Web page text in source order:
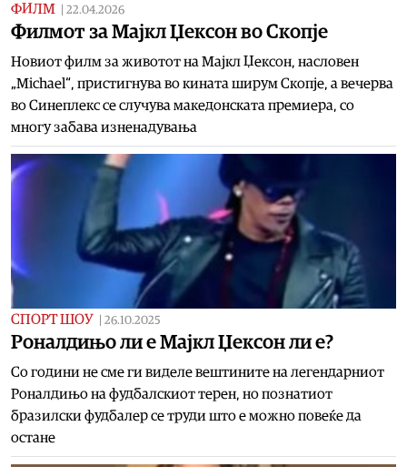
ФИЛМ 22.04.2026
Филмот за Мајкл Џексон во Скопје
Новиот филм за животот на Мајкл Џексон, насловен
„Michael“, пристигнува во кината ширум Скопје, а вечерва
во Синеплекс се случува македонската премиера, со
многу забава изненадувања
СПОРТ ШОУ 26.10.2025
Роналдињо ли е Мајкл Џексон ли е?
Со години не сме ги виделе вештините на легендарниот
Роналдињо на фудбалскиот терен, но познатиот
бразилски фудбалер се труди што е можно повеќе да
остане